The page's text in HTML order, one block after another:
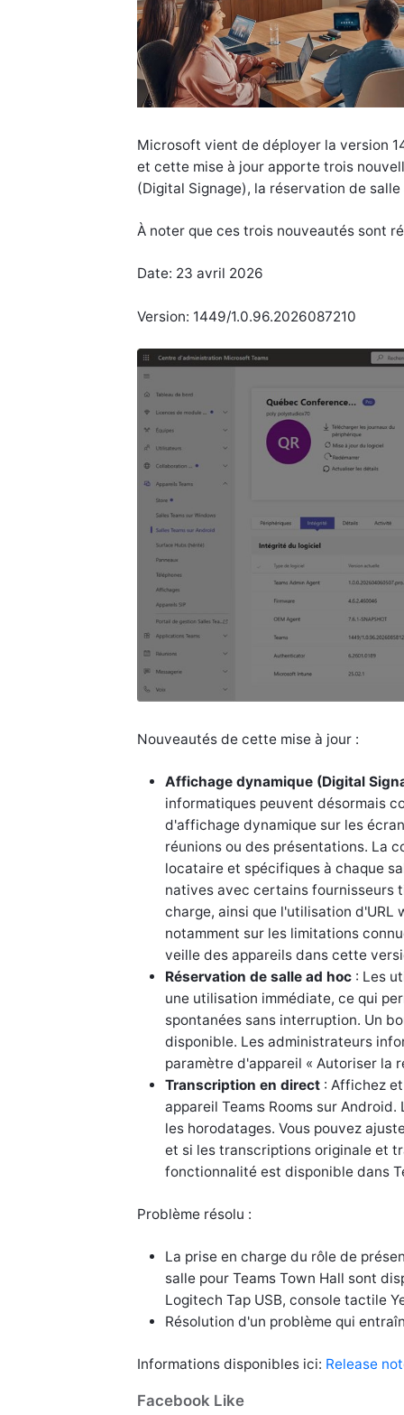
Microsoft vient de déployer la version
et cette mise à jour apporte trois
(Digital Signage), la réservation de
À noter que ces trois nouveautés sont
Date: 23 avril 2026
Version: 1449/1.0.96.2026087210
Nouveautés de cette mise à jour :
Affichage dynamique (Digital
informatiques peuvent désormais
d'affichage dynamique sur les
réunions ou des présentations. La
locataire et spécifiques à chaque
natives avec certains fournisseurs
charge, ainsi que l'utilisation d'URL
notamment sur les limitations
veille des appareils dans cette
Réservation de salle ad hoc: Les
une utilisation immédiate, ce qui
spontanées sans interruption. Un
disponible. Les administrateurs
paramètre d'appareil « Autoriser la
Transcription en direct: Affichez et
appareil Teams Rooms sur
les horodatages. Vous pouvez
et si les transcriptions originale et
fonctionnalité est disponible dans
Problème résolu :
La prise en charge du rôle de
salle pour Teams Town Hall sont
Logitech Tap USB, console tactile
Résolution d'un problème qui
Informations disponibles ici: Release
Facebook Like